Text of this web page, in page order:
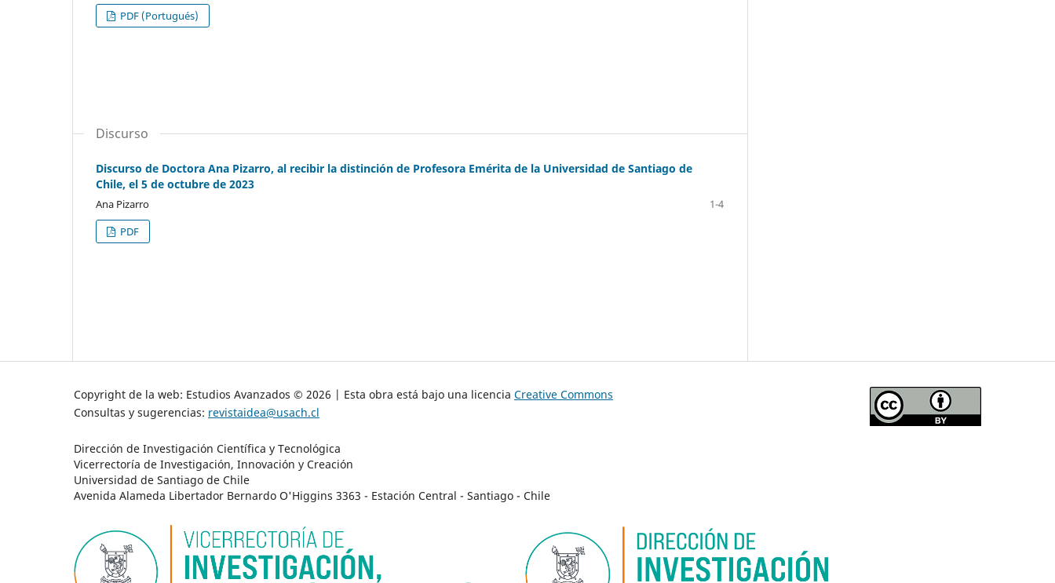
PDF (Portugués)
Discurso
Discurso de Doctora Ana Pizarro, al recibir la distinción de Profesora Emérita de la Universidad de Santiago de
Chile, el 5 de octubre de 2023
Ana Pizarro
1-4
PDF
Copyright de la web: Estudios Avanzados © 2026 | Esta obra está bajo una licencia Creative Commons
Consultas y sugerencias: revistaidea@usach.cl
Dirección de Investigación Científica y Tecnológica
Vicerrectoría de Investigación, Innovación y Creación
Universidad de Santiago de Chile
Avenida Alameda Libertador Bernardo O'Higgins 3363 - Estación Central - Santiago - Chile